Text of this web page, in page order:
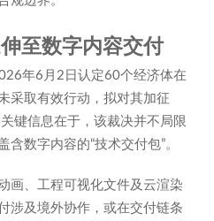
至数字内容交付
年6月2日认定60个经济体在
采取有效行动，拟对其加征
键信息在于，该裁决并不局限
数字内容的“技术交付包”。
画、工程可视化文件及云渲染
涉及境外协作，或在交付链条